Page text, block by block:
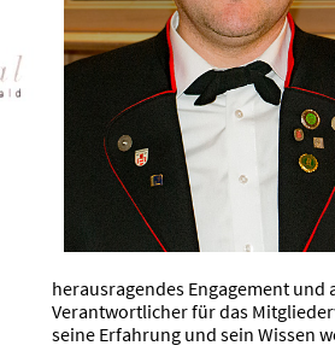
herausragendes Engagement und
Verantwortlicher für das
seine Erfahrung und sein Wissen